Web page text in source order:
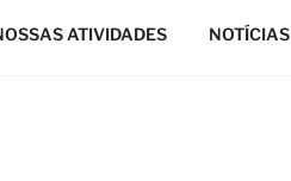
ATIVIDADES NOTÍCIAS